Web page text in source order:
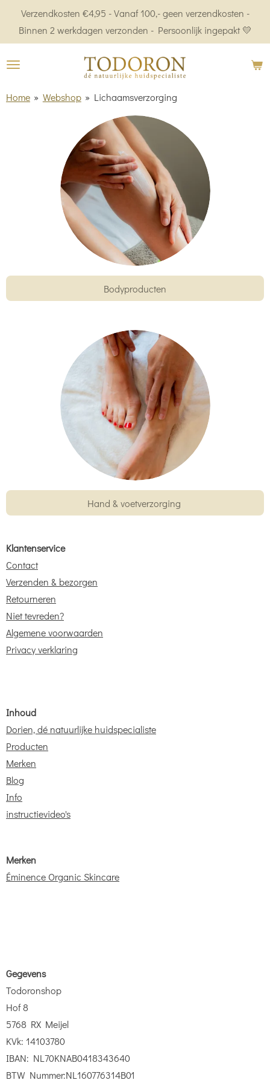
direct
de
Verzendkosten €4,95 - Vanaf 100,- geen verzendkosten -
Binnen 2 werkdagen verzonden - Persoonlijk ingepakt 💛
Home » Webshop » Lichaamsverzorging
Bodyproducten
Hand & voetverzorging
Klantenservice
Contact
Verzenden & bezorgen
Retourneren
Niet tevreden?
Algemene voorwaarden
Privacy verklaring
Inhoud
Dorien, dé natuurlijke huidspecialiste
Producten
Merken
Blog
Info
instructievideo's
Merken
Éminence Organic Skincare
Gegevens
Todoronshop
Hof 8
5768 RX Meijel
KVk: 14103780
IBAN: NL70KNAB0418343640
BTW Nummer:NL160776314B01